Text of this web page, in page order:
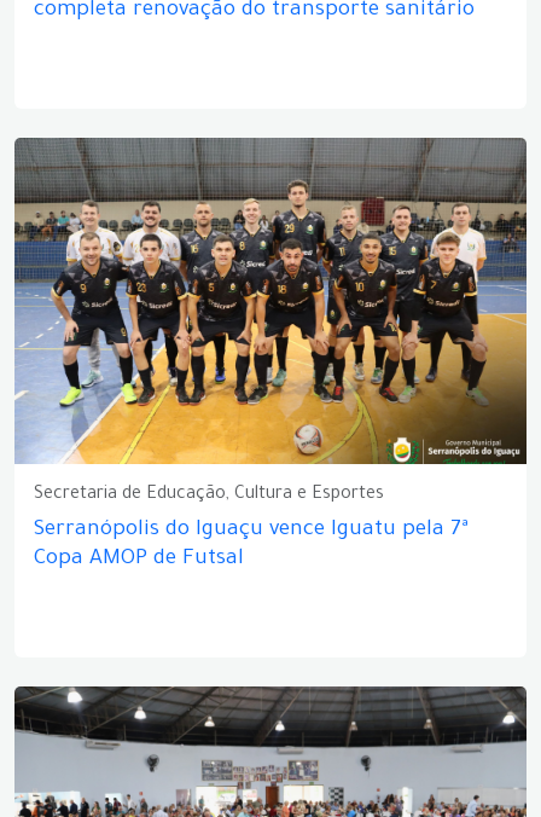
completa renovação do transporte sanitário
Secretaria de Educação, Cultura e Esportes
Serranópolis do Iguaçu vence Iguatu pela 7ª
Copa AMOP de Futsal